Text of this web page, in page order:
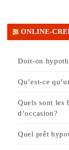
ONLINE-
Doit-on
Qu’est-ce
Quels sont les
d’occasion?
Quel prêt